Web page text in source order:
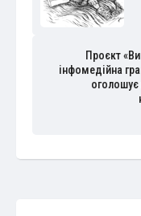
Проєкт
інфомедійна
оголошує